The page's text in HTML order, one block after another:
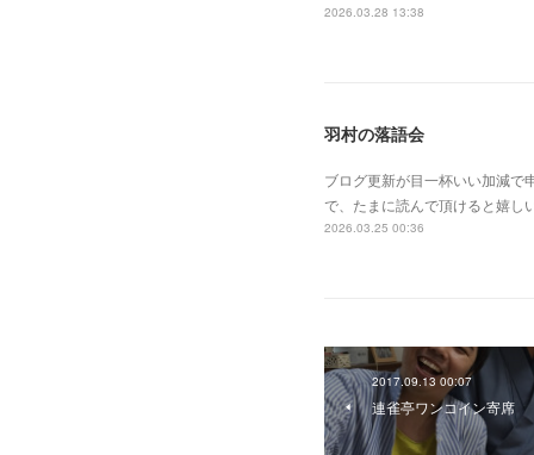
2026.03.28 13:38
羽村の落語会
ブログ更新が目一杯いい加減で
で、たまに読んで頂けると嬉し
2026.03.25 00:36
2017.09.13 00:07
連雀亭ワンコイン寄席